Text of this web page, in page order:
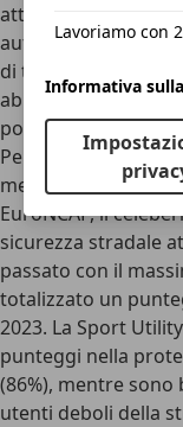
Lavoriamo con
Informativa
attivo di corsia, il
automatica, il
di telecamere a 360
abbassano lo
posteriori ventilati e
Per dimostrare la
messo alla prova la
EuroNCAP, il
sicurezza stradale
passato con il
totalizzato un
2023. La Sport
punteggi nella
(86%), mentre
utenti deboli della